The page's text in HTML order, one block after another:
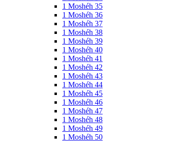
1 Moshéh 35
1 Moshéh 36
1 Moshéh 37
1 Moshéh 38
1 Moshéh 39
1 Moshéh 40
1 Moshéh 41
1 Moshéh 42
1 Moshéh 43
1 Moshéh 44
1 Moshéh 45
1 Moshéh 46
1 Moshéh 47
1 Moshéh 48
1 Moshéh 49
1 Moshéh 50